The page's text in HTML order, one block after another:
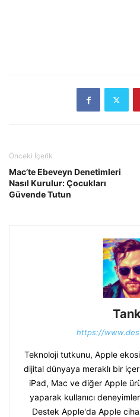
Önceki İçerik
Mac’te Ebeveyn Denetimleri
Nasıl Kurulur: Çocukları
Güvende Tutun
https://
Teknoloji tutkunu, Apple
dijital dünyaya meraklı bir
iPad, Mac ve diğer Apple
yaparak kullanıcı
Destek Apple'da Apple